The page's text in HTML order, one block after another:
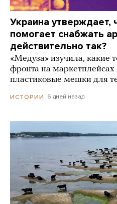
Украина утверждает,
помогает снабжать
действительно так?
«Медуза» изучила, какие
фронта на
пластиковые мешки для
ИСТОРИИ 6 дней назад